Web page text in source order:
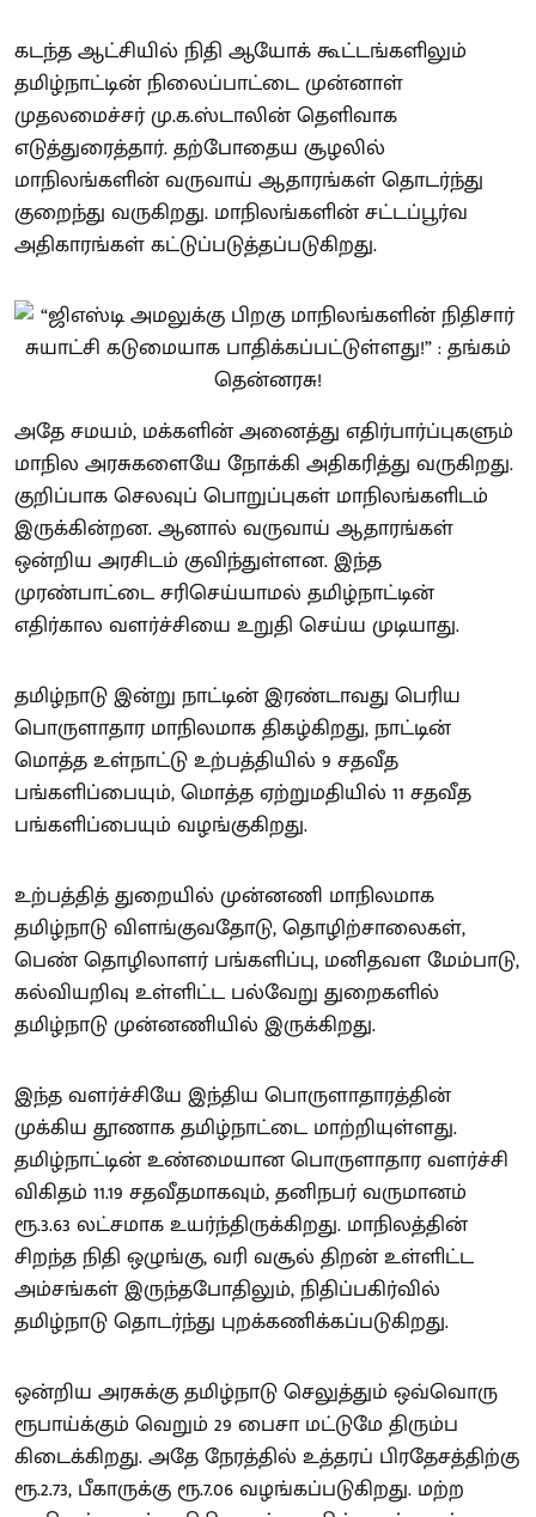
கடந்த ஆட்சியில் நிதி ஆயோக் கூட்டங்களிலும்
தமிழ்நாட்டின் நிலைப்பாட்டை முன்னாள்
முதலமைச்சர் மு.க.ஸ்டாலின் தெளிவாக
எடுத்துரைத்தார். தற்போதைய சூழலில்
மாநிலங்களின் வருவாய் ஆதாரங்கள் தொடர்ந்து
குறைந்து வருகிறது. மாநிலங்களின் சட்டப்பூர்வ
அதிகாரங்கள் கட்டுப்படுத்தப்படுகிறது.
அதே சமயம், மக்களின் அனைத்து எதிர்பார்ப்புகளும்
மாநில அரசுகளையே நோக்கி அதிகரித்து வருகிறது.
குறிப்பாக செலவுப் பொறுப்புகள் மாநிலங்களிடம்
இருக்கின்றன. ஆனால் வருவாய் ஆதாரங்கள்
ஒன்றிய அரசிடம் குவிந்துள்ளன. இந்த
முரண்பாட்டை சரிசெய்யாமல் தமிழ்நாட்டின்
எதிர்கால வளர்ச்சியை உறுதி செய்ய முடியாது.
தமிழ்நாடு இன்று நாட்டின் இரண்டாவது பெரிய
பொருளாதார மாநிலமாக திகழ்கிறது, நாட்டின்
மொத்த உள்நாட்டு உற்பத்தியில் 9 சதவீத
பங்களிப்பையும், மொத்த ஏற்றுமதியில் 11 சதவீத
பங்களிப்பையும் வழங்குகிறது.
உற்பத்தித் துறையில் முன்னணி மாநிலமாக
தமிழ்நாடு விளங்குவதோடு, தொழிற்சாலைகள்,
பெண் தொழிலாளர் பங்களிப்பு, மனிதவள மேம்பாடு,
கல்வியறிவு உள்ளிட்ட பல்வேறு துறைகளில்
தமிழ்நாடு முன்னணியில் இருக்கிறது.
இந்த வளர்ச்சியே இந்திய பொருளாதாரத்தின்
முக்கிய தூணாக தமிழ்நாட்டை மாற்றியுள்ளது.
தமிழ்நாட்டின் உண்மையான பொருளாதார வளர்ச்சி
விகிதம் 11.19 சதவீதமாகவும், தனிநபர் வருமானம்
ரூ.3.63 லட்சமாக உயர்ந்திருக்கிறது. மாநிலத்தின்
சிறந்த நிதி ஒழுங்கு, வரி வசூல் திறன் உள்ளிட்ட
அம்சங்கள் இருந்தபோதிலும், நிதிப்பகிர்வில்
தமிழ்நாடு தொடர்ந்து புறக்கணிக்கப்படுகிறது.
ஒன்றிய அரசுக்கு தமிழ்நாடு செலுத்தும் ஒவ்வொரு
ரூபாய்க்கும் வெறும் 29 பைசா மட்டுமே திரும்ப
கிடைக்கிறது. அதே நேரத்தில் உத்தரப் பிரதேசத்திற்கு
ரூ.2.73, பீகாருக்கு ரூ.7.06 வழங்கப்படுகிறது. மற்ற